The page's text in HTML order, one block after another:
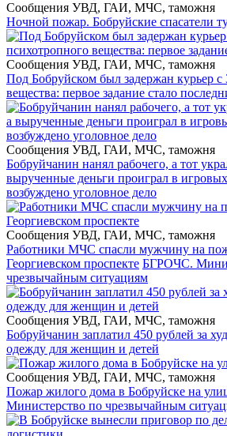
Сообщения УВД, ГАИ, МЧС, таможня
Ночной пожар. Бобруйские спасатели
Сообщения УВД, ГАИ, МЧС, таможня
Под Бобруйском был задержан курьер с
вещества: первое задание стало
Сообщения УВД, ГАИ, МЧС, таможня
Бобруйчанин нанял рабочего, а тот
вырученные деньги проиграл в
возбуждено уголовное дело
Сообщения УВД, ГАИ, МЧС, таможня
Работники МЧС спасли мужчину на
Георгиевском проспекте БГРОЧС.
чрезвычайным ситуациям
Сообщения УВД, ГАИ, МЧС, таможня
Бобруйчанин заплатил 450 рублей за
одежду для женщин и детей
Сообщения УВД, ГАИ, МЧС, таможня
Пожар жилого дома в Бобруйске на
Министерство по чрезвычайным